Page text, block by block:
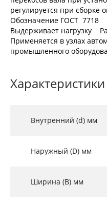
регулируется при сборке
Обозначение ГОСТ 7718
Выдерживает нагрузку
Применяется в узлах
промышленного
Характеристики
Внутренний (d) мм
Наружный (D) мм
Ширина (B) мм